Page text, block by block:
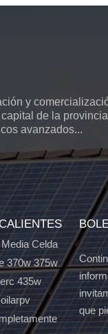
y
de la
avanzados...
Celda
370w 375w
435w
que